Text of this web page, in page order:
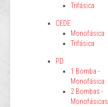
Trifásica
CEDE
Monofásica
Trifásica
PD
1 Bomba -
Monofásica
2 Bombas -
Monofásicas